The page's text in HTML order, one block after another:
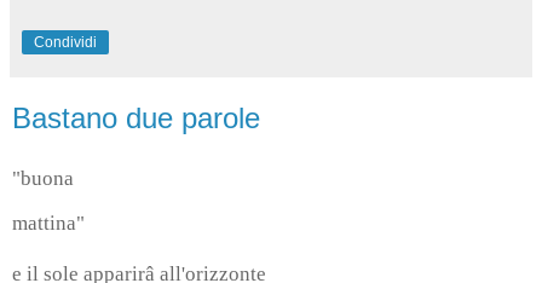
Condividi
Bastano due parole
"buona
mattina"
e il sole apparirâ all'orizzonte